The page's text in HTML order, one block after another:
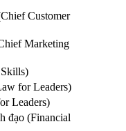
Customer
Marketing
for Leaders)
Leaders)
đạo (Financial